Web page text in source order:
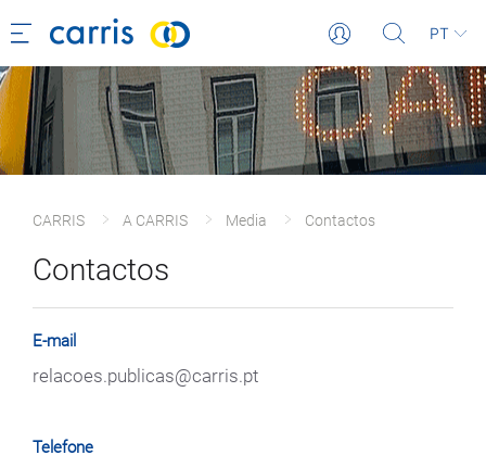
PT
CARRIS A CARRIS Media Contactos
Contactos
E-mail
relacoes.publicas@carris.pt
Telefone